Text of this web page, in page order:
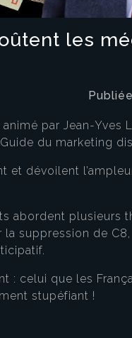
les
par Jean-
du marketing
et dévoilent
abordent plusieurs
suppression de
: celui que les
stupéfiant !